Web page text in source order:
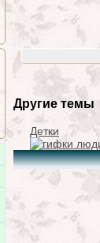
Другие темы
Детки